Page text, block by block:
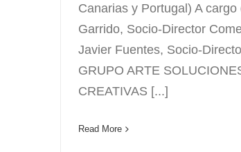
Canarias y Portugal) A cargo
Garrido, Socio-Director
Javier Fuentes, Socio-
GRUPO ARTE
CREATIVAS [...]
Read More